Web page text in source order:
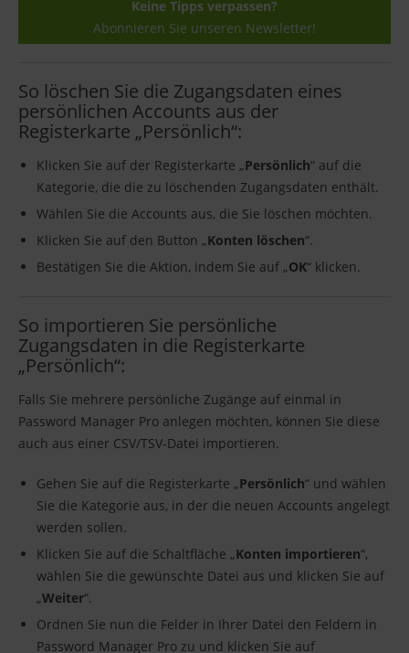
Keine Tipps verpassen?
Abonnieren Sie unseren Newsletter!
So löschen Sie die Zugangsdaten eines
persönlichen Accounts aus der
Registerkarte „Persönlich“:
Klicken Sie auf der Registerkarte „Persönlich“ auf die
Kategorie, die die zu löschenden Zugangsdaten enthält.
Wählen Sie die Accounts aus, die Sie löschen möchten.
Klicken Sie auf den Button „Konten löschen“.
Bestätigen Sie die Aktion, indem Sie auf „OK“ klicken.
So importieren Sie persönliche
Zugangsdaten in die Registerkarte
„Persönlich“:
Falls Sie mehrere persönliche Zugänge auf einmal in
Password Manager Pro anlegen möchten, können Sie diese
auch aus einer CSV/TSV-Datei importieren.
Gehen Sie auf die Registerkarte „Persönlich“ und wählen
Sie die Kategorie aus, in der die neuen Accounts angelegt
werden sollen.
Klicken Sie auf die Schaltfläche „Konten importieren“,
wählen Sie die gewünschte Datei aus und klicken Sie auf
„Weiter“.
Ordnen Sie nun die Felder in Ihrer Datei den Feldern in
Password Manager Pro zu und klicken Sie auf